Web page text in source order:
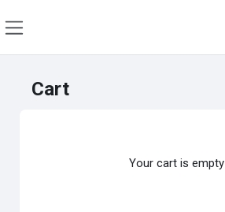
Cart
Your cart is empty